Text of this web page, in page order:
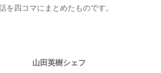
を四コマにまとめたものです。
山田英樹シェフ